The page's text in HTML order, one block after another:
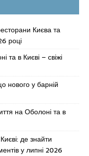
Києва та
році
та в Києві – свіжі
нового у барній
на Оболоні та в
де знайти
у липні 2026